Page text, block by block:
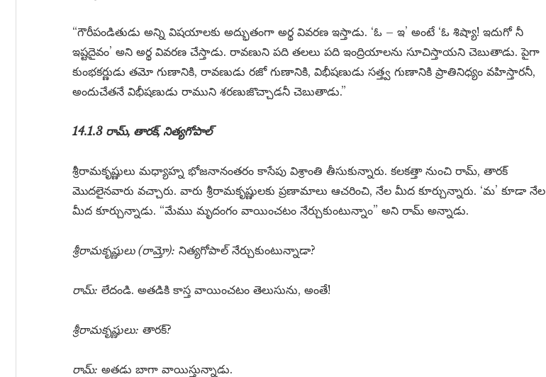
“గౌరీపండితుడు అన్ని విషయాలకు అద్భుతంగా అర్థ వివరణ ఇస్తాడు. ‘ఓ – ఇ’ అంటే ‘ఓ శిష్యా! ఇదుగో నీ
ఇష్టదైవం’ అని అర్థ వివరణ చేస్తాడు. రావణుని పది తలలు పది ఇంద్రియాలను సూచిస్తాయని చెబుతాడు. పైగా
కుంభకర్ణుడు తమో గుణానికి, రావణుడు రజో గుణానికి, విభీషణుడు సత్త్వ గుణానికి ప్రాతినిధ్యం వహిస్తారనీ,
అందుచేతనే విభీషణుడు రాముని శరణుజొచ్చాడనీ చెబుతాడు.”
14.1.3 రామ్, తారక్, నిత్యగోపాల్
శ్రీరామకృష్ణులు మధ్యాహ్న భోజనానంతరం కాసేపు విశ్రాంతి తీసుకున్నారు. కలకత్తా నుంచి రామ్, తారక్
మొదలైనవారు వచ్చారు. వారు శ్రీరామకృష్ణులకు ప్రణామాలు ఆచరించి, నేల మీద కూర్చున్నారు. ‘మ’ కూడా నేల
మీద కూర్చున్నాడు. “మేము మృదంగం వాయించటం నేర్చుకుంటున్నాం” అని రామ్ అన్నాడు.
శ్రీరామకృష్ణులు (రామ్తో): నిత్యగోపాల్ నేర్చుకుంటున్నాడా?
రామ్: లేదండి. అతడికి కాస్త వాయించటం తెలుసును, అంతే!
శ్రీరామకృష్ణులు: తారక్?
రామ్: అతడు బాగా వాయిస్తున్నాడు.